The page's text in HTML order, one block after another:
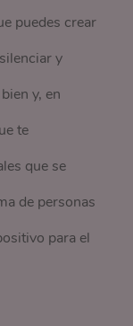
puedes crear
y
y, en
te
que se
de personas
para el